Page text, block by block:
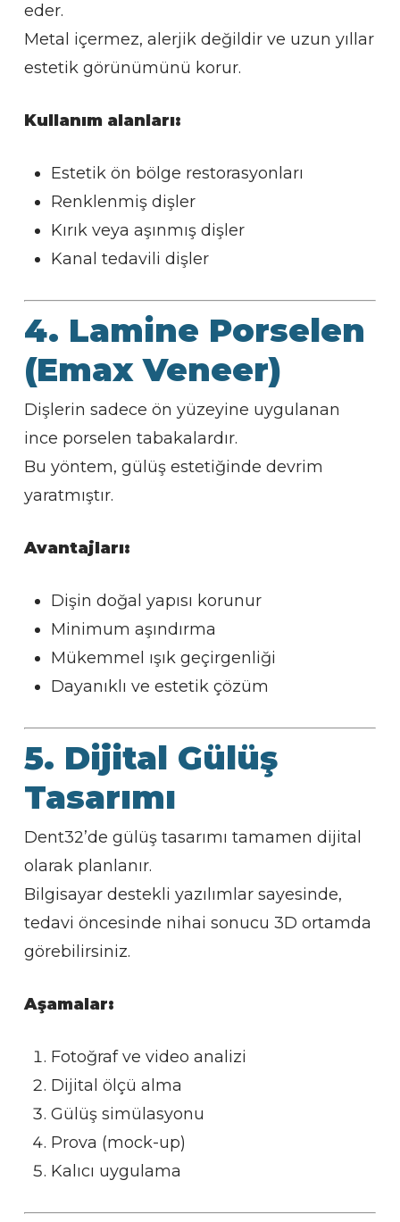
eder.
Metal içermez, alerjik değildir ve uzun yıllar
estetik görünümünü korur.
Kullanım alanları:
Estetik ön bölge restorasyonları
Renklenmiş dişler
Kırık veya aşınmış dişler
Kanal tedavili dişler
4. Lamine Porselen
(Emax Veneer)
Dişlerin sadece ön yüzeyine uygulanan
ince porselen tabakalardır.
Bu yöntem, gülüş estetiğinde devrim
yaratmıştır.
Avantajları:
Dişin doğal yapısı korunur
Minimum aşındırma
Mükemmel ışık geçirgenliği
Dayanıklı ve estetik çözüm
5. Dijital Gülüş
Tasarımı
Dent32’de gülüş tasarımı tamamen dijital
olarak planlanır.
Bilgisayar destekli yazılımlar sayesinde,
tedavi öncesinde nihai sonucu 3D ortamda
görebilirsiniz.
Aşamalar:
Fotoğraf ve video analizi
Dijital ölçü alma
Gülüş simülasyonu
Prova (mock-up)
Kalıcı uygulama